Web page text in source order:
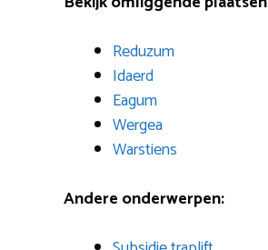
Reduzum
Idaerd
Eagum
Wergea
Warstiens
Andere onderwerpen: